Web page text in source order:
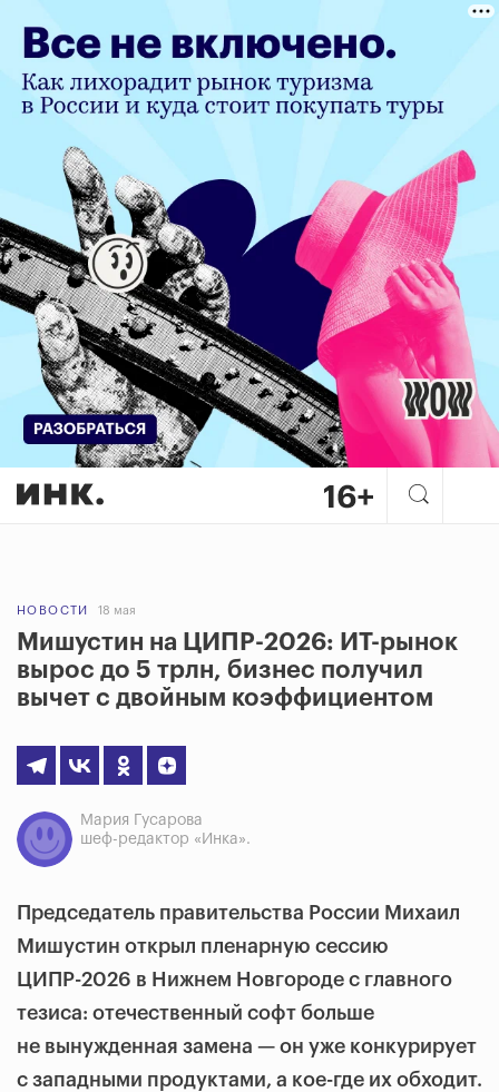
НОВОСТИ 18 мая
Мишустин на ЦИПР-2026: ИТ-рынок
вырос до 5 трлн, бизнес получил
вычет с двойным коэффициентом
Мария Гусарова
шеф-редактор «Инка».
Председатель правительства России Михаил
Мишустин открыл пленарную сессию
ЦИПР-2026 в Нижнем Новгороде с главного
тезиса: отечественный софт больше
не вынужденная замена — он уже конкурирует
с западными продуктами, а кое-где их обходит.